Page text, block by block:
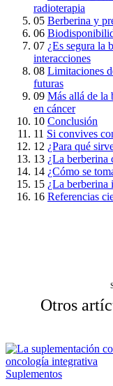
radioterapia
05 Berberina y
06
07 ¿Es segura la
interacciones
08 Limitaciones
futuras
09 Más allá de la
en cáncer
10 Conclusión
11 Si convives
12 ¿Para qué
13 ¿La berberina
14 ¿Cómo se
15 ¿La berberina
16 Referencias
Otros
Suplementos